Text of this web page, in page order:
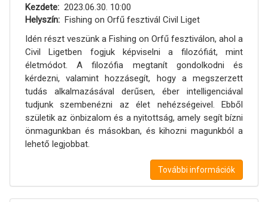
Kezdete
2023.06.30. 10:00
Helyszín
Fishing on Orfű fesztivál Civil Liget
Idén részt veszünk a Fishing on Orfű fesztiválon, ahol a
Civil Ligetben fogjuk képviselni a filozófiát, mint
életmódot. A filozófia megtanít gondolkodni és
kérdezni, valamint hozzásegít, hogy a megszerzett
tudás alkalmazásával derűsen, éber intelligenciával
tudjunk szembenézni az élet nehézségeivel. Ebből
születik az önbizalom és a nyitottság, amely segít bízni
önmagunkban és másokban, és kihozni magunkból a
lehető legjobbat.
További információk